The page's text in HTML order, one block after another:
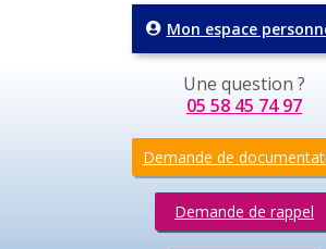
Mon espace
Une question ?
05 58 45 74 97
Demande de
Demande de rappel